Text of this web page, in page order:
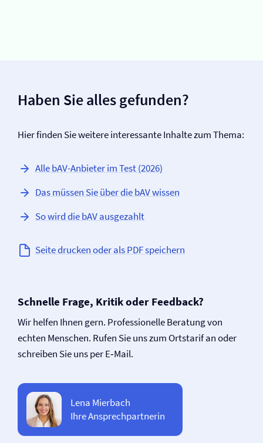
Haben Sie alles gefunden?
Hier finden Sie weitere interessante Inhalte zum Thema:
Alle bAV-Anbieter im Test (2026)
Das müssen Sie über die bAV wissen
So wird die bAV ausgezahlt
Seite drucken oder als PDF speichern
Schnelle Frage, Kritik oder Feedback?
Wir helfen Ihnen gern. Professionelle Beratung von
echten Menschen. Rufen Sie uns zum Ortstarif an oder
schreiben Sie uns per E‑Mail.
Lena Mierbach
Ihre Ansprechpartnerin